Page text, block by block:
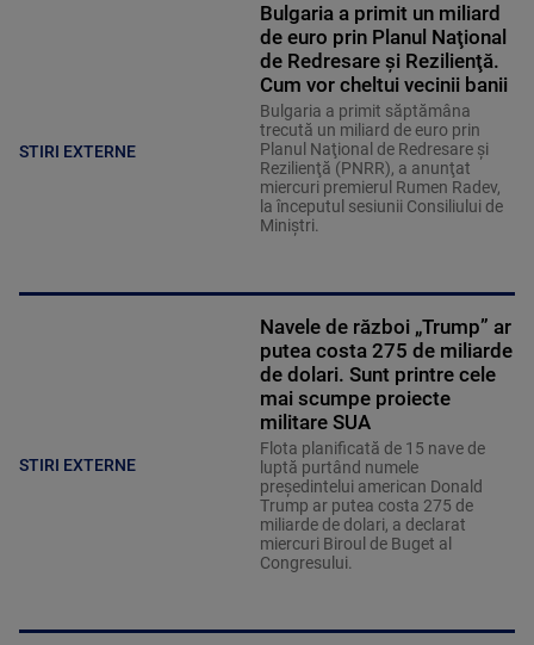
STIRI EXTERNE
Bulgaria a primit un miliard
de euro prin Planul Naţional
de Redresare şi Rezilienţă.
Cum vor cheltui vecinii banii
Bulgaria a primit săptămâna
trecută un miliard de euro prin
Planul Naţional de Redresare şi
Rezilienţă (PNRR), a anunţat
miercuri premierul Rumen Radev,
la începutul sesiunii Consiliului de
Miniştri.
STIRI EXTERNE
Navele de război „Trump” ar
putea costa 275 de miliarde
de dolari. Sunt printre cele
mai scumpe proiecte
militare SUA
Flota planificată de 15 nave de
luptă purtând numele
preşedintelui american Donald
Trump ar putea costa 275 de
miliarde de dolari, a declarat
miercuri Biroul de Buget al
Congresului.